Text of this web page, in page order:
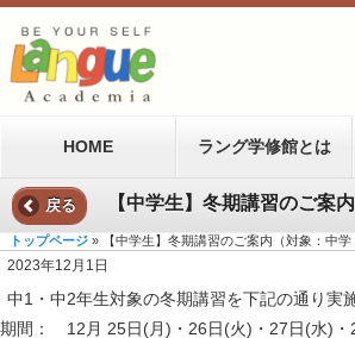
HOME ラング学修館とは
戻る
トップページ » 【中学生】冬期講習のご案内（対象：中学
2023年12月1日
中1・中2年生対象の冬期講習を下記の通り実
期間： 12月 25日(月)・26日(火)・27日(水)・